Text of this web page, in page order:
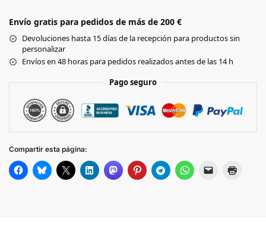
NEGRO
ROJO
Envío gratis para pedidos de más de 200 €
Devoluciones hasta 15 días de la recepción para productos sin
personalizar
Envíos en 48 horas para pedidos realizados antes de las 14 h
Pago seguro
Compartir esta página: